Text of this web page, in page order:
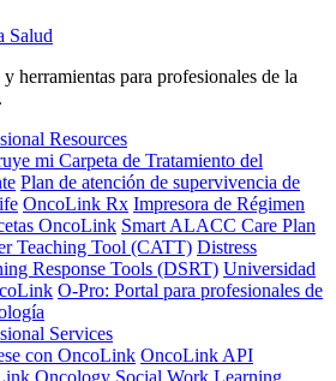
Salud
herramientas para profesionales de la
Resources
mi Carpeta de Tratamiento del
Plan de atención de supervivencia de
OncoLink Rx Impresora de Régimen
OncoLink Smart ALACC Care Plan
Teaching Tool (CATT) Distress
Response Tools (DSRT) Universidad
O-Pro: Portal para profesionales de
Services
con OncoLink OncoLink API
Oncology Social Work Learning